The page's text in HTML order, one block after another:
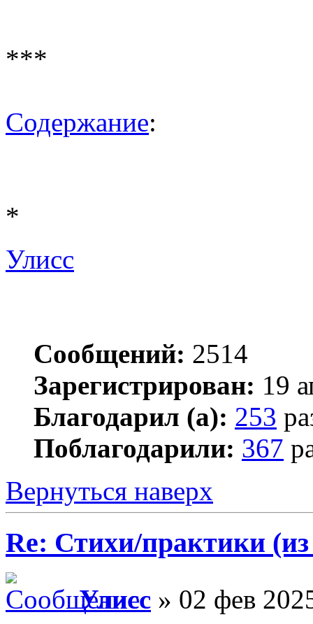
***
Содержание:
*
Улисс
Сообщений: 2514
Зарегистрирован: 19
Благодарил (а): 253
Поблагодарили: 367
Вернуться наверх
Re: Стихи/практики
Улисс » 02 фев